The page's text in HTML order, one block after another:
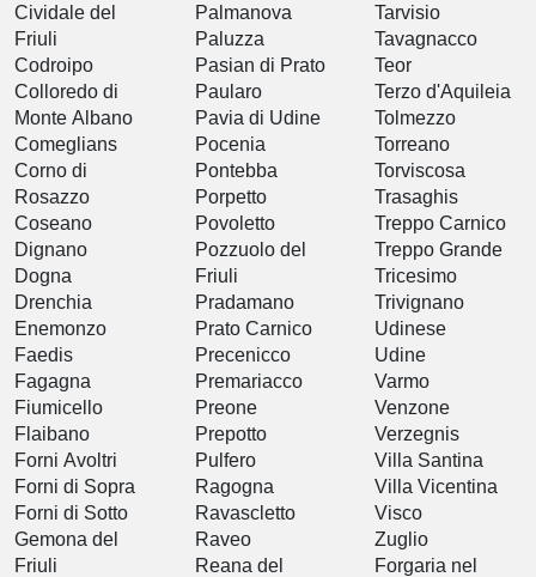
Cividale del
Friuli
Codroipo
Colloredo di
Monte Albano
Comeglians
Corno di
Rosazzo
Coseano
Dignano
Dogna
Drenchia
Enemonzo
Faedis
Fagagna
Fiumicello
Flaibano
Forni Avoltri
Forni di Sopra
Forni di Sotto
Gemona del
Friuli
Palmanova
Paluzza
Pasian di Prato
Paularo
Pavia di Udine
Pocenia
Pontebba
Porpetto
Povoletto
Pozzuolo del
Friuli
Pradamano
Prato Carnico
Precenicco
Premariacco
Preone
Prepotto
Pulfero
Ragogna
Ravascletto
Raveo
Reana del
Tarvisio
Tavagnacco
Teor
Terzo d'Aquileia
Tolmezzo
Torreano
Torviscosa
Trasaghis
Treppo Carnico
Treppo Grande
Tricesimo
Trivignano
Udinese
Udine
Varmo
Venzone
Verzegnis
Villa Santina
Villa Vicentina
Visco
Zuglio
Forgaria nel